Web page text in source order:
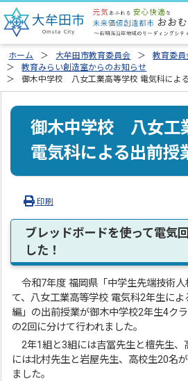
ホーム 大牟田市教育委員会 教育委員
教育みらい創造室からのお知らせ
御木中学校 八女工業高等学校 電気科によ
御木中学校 八女工
電気科による出前授
印刷
ブレッドボードを使って電気
した！
令和7年度 福岡県「中学生先端技術人
て、八女工業高等学校 電気科2年生に
編」の出前授業が御木中学校2年生4ク
の2回に分けて行われました。
2年1組と3組には吉冨先生と檀先生、
には北村先生と岩屋先生、高校生20名
ました。